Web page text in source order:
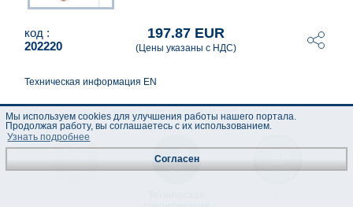
код :
202220
197.87 EUR
(Цены указаны с НДС)
Техническая информация EN
Мы используем cookies для улучшения работы нашего портала.
Продолжая работу, вы соглашаетесь с их использованием.
Узнать подробнее
Согласен